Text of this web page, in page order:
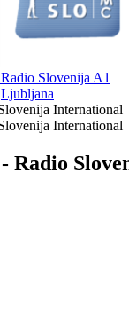
Radio Slovenija A1
Ljubljana
International
International
Radio